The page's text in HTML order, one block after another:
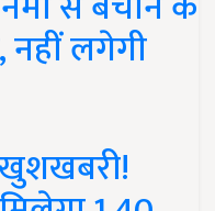
लगेगी